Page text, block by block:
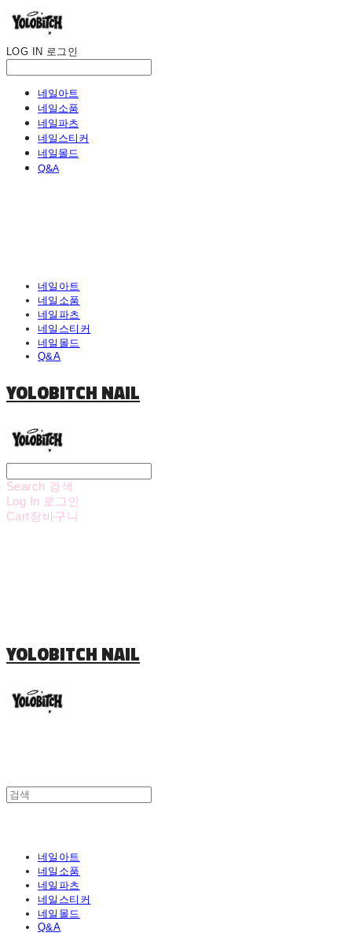
LOG IN 로그인
네일아트
네일소품
네일파츠
네일스티커
네일몰드
Q&A
네일아트
네일소품
네일파츠
네일스티커
네일몰드
Q&A
YOLOBITCH NAIL
Search 검색
Log In 로그인
Cart장바구니
YOLOBITCH NAIL
네일아트
네일소품
네일파츠
네일스티커
네일몰드
Q&A